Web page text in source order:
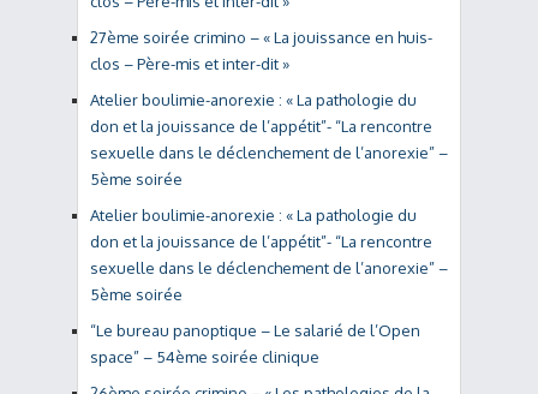
27ème soirée crimino – « La jouissance en huis-
clos – Père-mis et inter-dit »
Atelier boulimie-anorexie : « La pathologie du
don et la jouissance de l’appétit”- “La rencontre
sexuelle dans le déclenchement de l’anorexie” –
5ème soirée
Atelier boulimie-anorexie : « La pathologie du
don et la jouissance de l’appétit”- “La rencontre
sexuelle dans le déclenchement de l’anorexie” –
5ème soirée
“Le bureau panoptique – Le salarié de l’Open
space” – 54ème soirée clinique